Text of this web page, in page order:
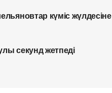
күміс жүлдесіне
секунд жетпеді